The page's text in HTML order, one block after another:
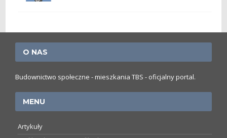
O NAS
Budownictwo społeczne - mieszkania TBS - oficjalny portal.
MENU
Artykuły